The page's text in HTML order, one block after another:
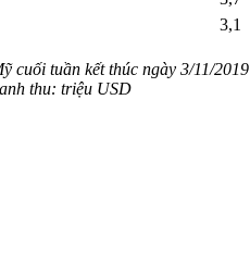
3,1
cuối tuần kết thúc ngày 3/11/2019
thu: triệu USD